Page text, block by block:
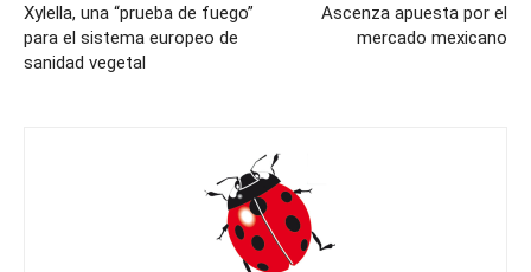
Xylella, una “prueba de fuego”
para el sistema europeo de
sanidad vegetal
Ascenza apuesta por el
mercado mexicano